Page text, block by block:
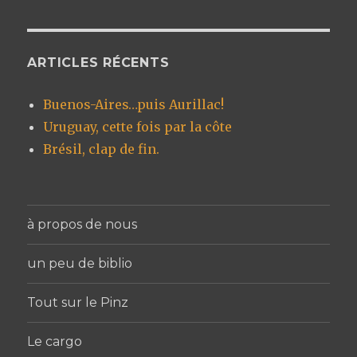
ARTICLES RÉCENTS
Buenos-Aires…puis Aurillac!
Uruguay, cette fois par la côte
Brésil, clap de fin.
à propos de nous
un peu de biblio
Tout sur le Pinz
Le cargo